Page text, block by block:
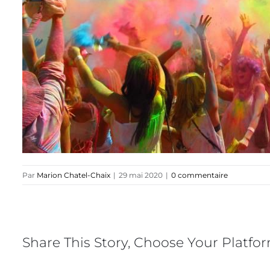
Par Marion Chatel-Chaix | 29 mai 2020 | 0 commentaire
Share This Story, Choose Your